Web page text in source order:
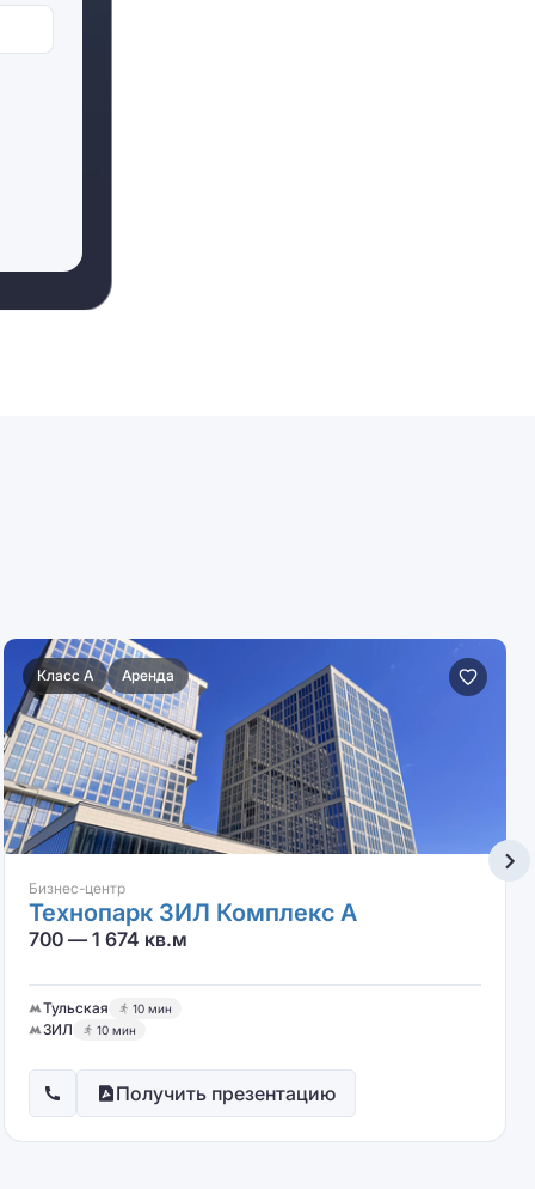
Класс A Аренда
Бизнес-центр
Технопарк ЗИЛ Комплекс А
700 — 1 674 кв.м
Тульская 10 мин
ЗИЛ 10 мин
Получить презентацию